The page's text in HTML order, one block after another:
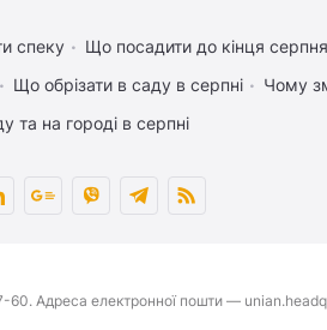
спеку
Що посадити до кінця серпня
Що обрізати в саду в серпні
Чому
та на городі в серпні
електронної пошти —